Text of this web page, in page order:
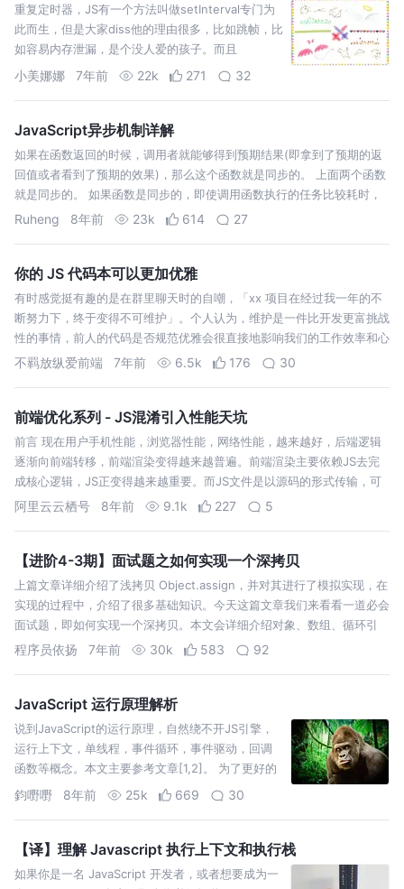
重复定时器，JS有一个方法叫做setInterval专门为
此而生，但是大家diss他的理由很多，比如跳帧，比
如容易内存泄漏，是个没人爱的孩子。而且
setTimeout完全可以通过自身迭代实现重复定时的
小美娜娜 7年前 22k 271 32
JavaScript异步机制详解
如果在函数返回的时候，调用者就能够得到预期结果(即拿到了预期的返
回值或者看到了预期的效果)，那么这个函数就是同步的。 上面两个函数
就是同步的。 如果函数是同步的，即使调用函数执行的任务比较耗时，
也会一直等待直到得到预期结果。 如果在函数返回的时候，调用者还不
Ruheng 8年前 23k 614 27
你的 JS 代码本可以更加优雅
有时感觉挺有趣的是在群里聊天时的自嘲，「xx 项目在经过我一年的不
断努力下，终于变得不可维护」。个人认为，维护是一件比开发更富挑战
性的事情，前人的代码是否规范优雅会很直接地影响我们的工作效率和心
情。 所以，我们更要时刻地去注意我们代码的质量，也许你的代码已经
不羁放纵爱前端 7年前 6.5k 176 30
前端优化系列 - JS混淆引入性能天坑
前言 现在用户手机性能，浏览器性能，网络性能，越来越好，后端逻辑
逐渐向前端转移，前端渲染变得越来越普遍。前端渲染主要依赖JS去完
成核心逻辑，JS正变得越来越重要。而JS文件是以源码的形式传输，可
以在Chrome Devtools上轻易地被修改和调试。 现在用户手机性能，浏
阿里云云栖号 8年前 9.1k 227 5
【进阶4-3期】面试题之如何实现一个深拷贝
上篇文章详细介绍了浅拷贝 Object.assign，并对其进行了模拟实现，在
实现的过程中，介绍了很多基础知识。今天这篇文章我们来看看一道必会
面试题，即如何实现一个深拷贝。本文会详细介绍对象、数组、循环引
用、引用丢失、Symbol 和递归爆栈等情况下的深拷贝实践，欢迎阅读。
程序员依扬 7年前 30k 583 92
JavaScript 运行原理解析
说到JavaScript的运行原理，自然绕不开JS引擎，
运行上下文，单线程，事件循环，事件驱动，回调
函数等概念。本文主要参考文章[1,2]。 为了更好的
理解JavaScript如何工作的，首先要理解以下几个概
鈞嘢嘢 8年前 25k 669 30
【译】理解 Javascript 执行上下文和执行栈
如果你是一名 JavaScript 开发者，或者想要成为一